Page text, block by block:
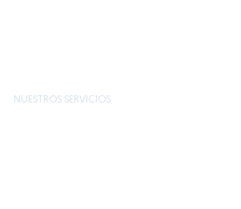
NUESTROS SERVICIOS